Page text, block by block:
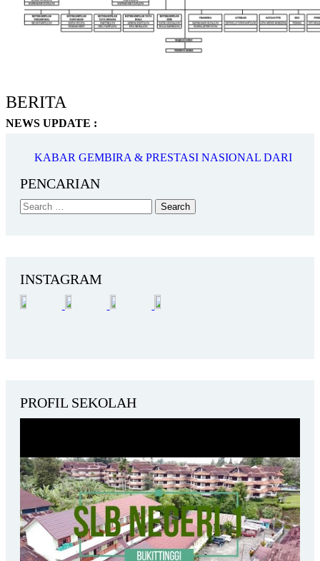
BERITA
NEWS UPDATE :
KABAR GEMBIRA & PRESTASI NASIONAL DARI
FLS3N DIKSUS 2026!...
PENGUMUMAN SPMB SLB NEGERI 1 BUKITTINGGI
SLBN 1 Bukittinggi Gelar Outbound Meriah, Semarakkan
SLBN 1 Bukittinggi Meriahkan HUT RI dengan Pawai
Kapolresta Bukittinggk Sambangi dan Berikan Sentuhan
Hangat ...
LKSN PDBK 2024...
PPDB TP. 2024/2025...
KABAR GEMBIRA & PRESTASI NASIONAL DARI
PENCARIAN
INSTAGRAM
PROFIL SEKOLAH